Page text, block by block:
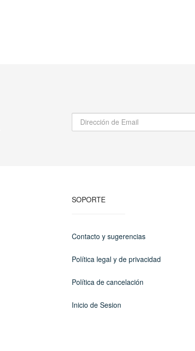
SOPORTE
Contacto y sugerencias
Política legal y de privacidad
Política de cancelación
Inicio de Sesion